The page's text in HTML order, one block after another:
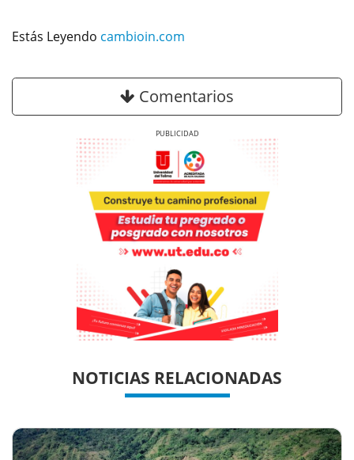
Estás Leyendo cambioin.com
Comentarios
NOTICIAS RELACIONADAS